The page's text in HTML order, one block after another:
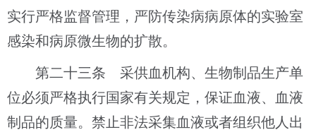
实行严格监督管理，严防传染病病原体的实验室
感染和病原微生物的扩散。
第二十三条 采供血机构、生物制品生产单
位必须严格执行国家有关规定，保证血液、血液
制品的质量。禁止非法采集血液或者组织他人出